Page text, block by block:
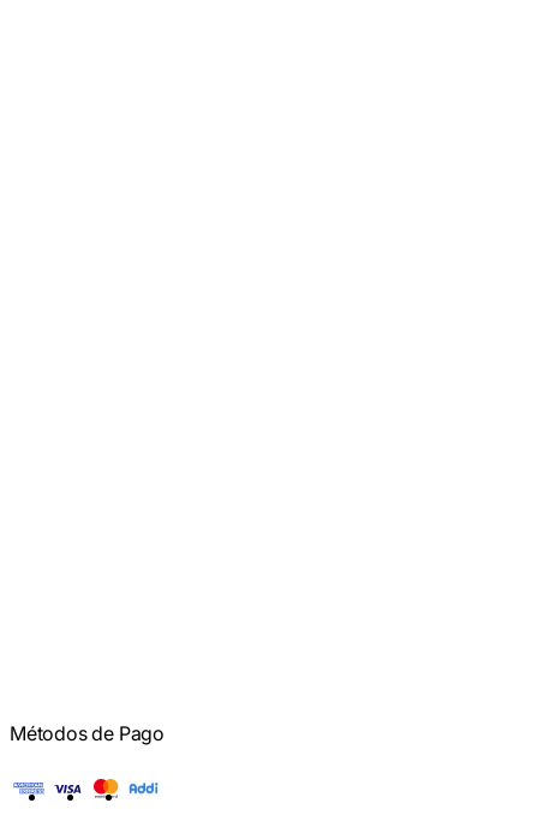
Métodos de Pago
American Express
Visa Mastercard